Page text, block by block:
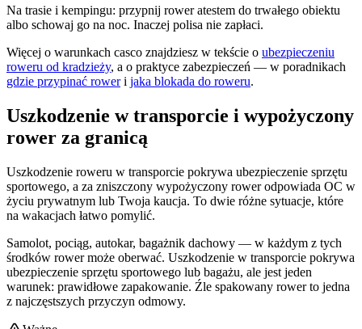
Na trasie i kempingu: przypnij rower atestem do trwałego obiektu
albo schowaj go na noc. Inaczej polisa nie zapłaci.
Więcej o warunkach casco znajdziesz w tekście o ubezpieczeniu
roweru od kradzieży, a o praktyce zabezpieczeń — w poradnikach
gdzie przypinać roweri jaka blokada do roweru.
Uszkodzenie w transporcie i wypożyczony
rower za granicą
Uszkodzenie roweru w transporcie pokrywa ubezpieczenie sprzętu
sportowego, a za zniszczony wypożyczony rower odpowiada OC w
życiu prywatnym lub Twoja kaucja. To dwie różne sytuacje, które
na wakacjach łatwo pomylić.
Samolot, pociąg, autokar, bagażnik dachowy — w każdym z tych
środków rower może oberwać. Uszkodzenie w transporcie pokrywa
ubezpieczenie sprzętu sportowego lub bagażu, ale jest jeden
warunek: prawidłowe zapakowanie. Źle spakowany rower to jedna
z najczęstszych przyczyn odmowy.